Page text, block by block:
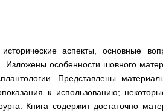
аспекты, основные
особенности шовного
Представлены
к использованию;
Книга содержит достаточно